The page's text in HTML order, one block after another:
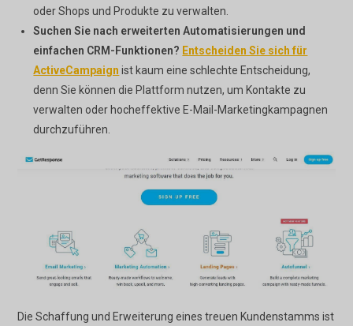
oder Shops und Produkte zu verwalten.
Suchen Sie nach erweiterten Automatisierungen und
einfachen CRM-Funktionen? Entscheiden Sie sich für
ActiveCampaign ist kaum eine schlechte Entscheidung,
denn Sie können die Plattform nutzen, um Kontakte zu
verwalten oder hocheffektive E-Mail-Marketingkampagnen
durchzuführen.
Die Schaffung und Erweiterung eines treuen Kundenstamms ist